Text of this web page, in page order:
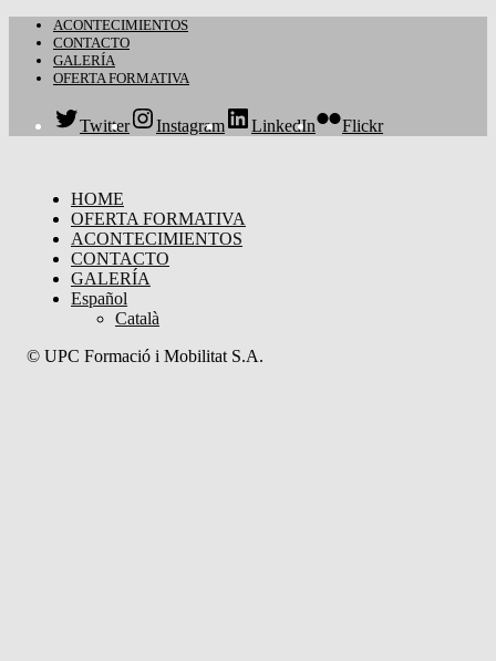
ACONTECIMIENTOS
CONTACTO
GALERÍA
OFERTA FORMATIVA
Twitter Instagram LinkedIn Flickr
HOME
OFERTA FORMATIVA
ACONTECIMIENTOS
CONTACTO
GALERÍA
Español
Català
© UPC Formació i Mobilitat S.A.